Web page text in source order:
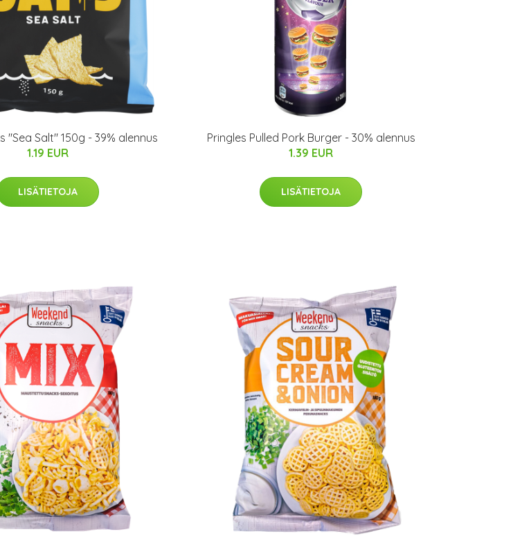
"Sea Salt" 150g - 39% alennus
1.19 EUR
LISÄTIETOJA
Pringles Pulled Pork Burger - 30% alennus
1.39 EUR
LISÄTIETOJA